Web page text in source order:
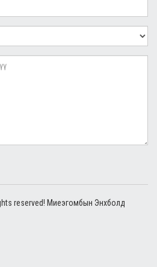
reserved! Миеэгомбын Энхболд